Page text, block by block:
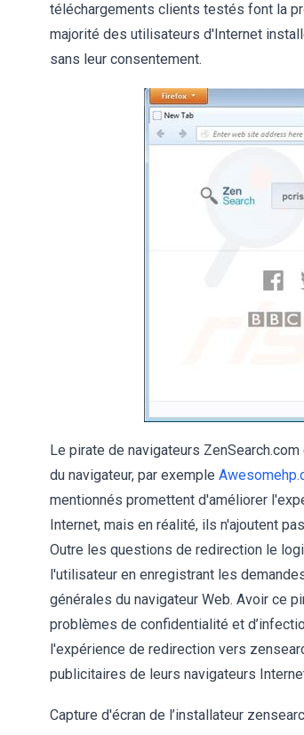
téléchargements clients testés font la
majorité des utilisateurs d'Internet
sans leur consentement.
Le pirate de navigateurs
du navigateur, par exemple
mentionnés promettent d'améliorer
Internet, mais en réalité, ils n'ajoutent
Outre les questions de redirection le
l'utilisateur en enregistrant les
générales du navigateur Web. Avoir ce
problèmes de confidentialité et
l'expérience de redirection vers
publicitaires de leurs navigateurs
Capture d'écran de l’installateur